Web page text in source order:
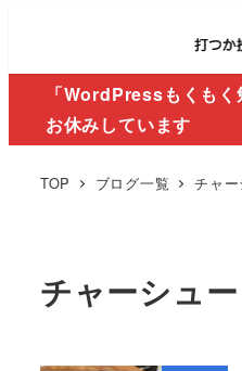
「WordPressもくも
お休みしています
TOP ブログ一覧 チャ
チャーシュー